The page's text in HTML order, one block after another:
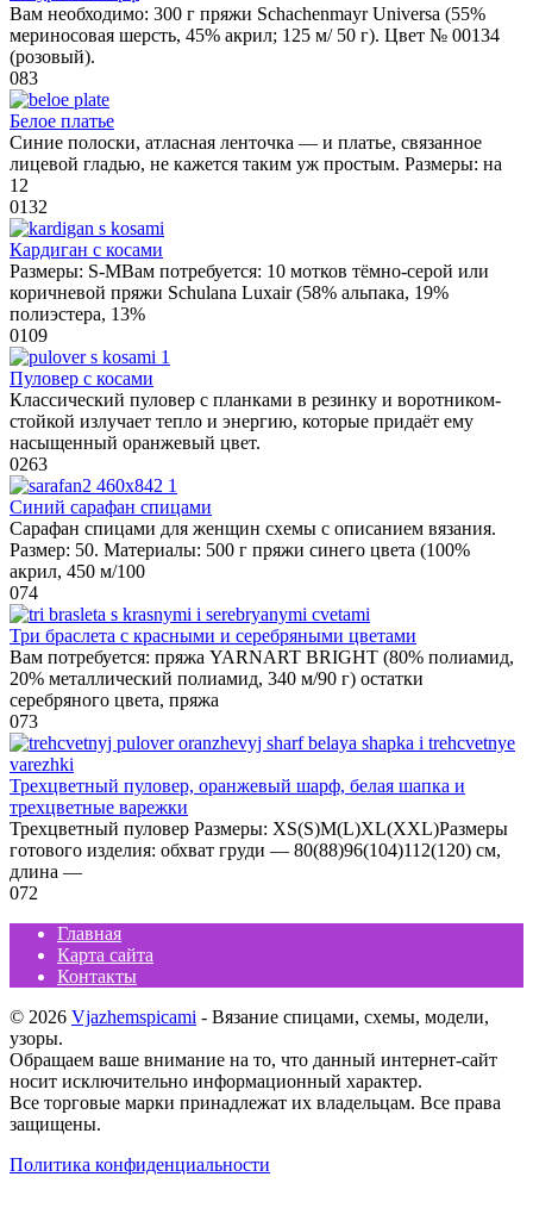
Вам необходимо: 300 г пряжи Schachenmayr Universa (55%
мериносовая шерсть, 45% акрил; 125 м/ 50 г). Цвет № 00134
(розовый).
083
Белое платье
Синие полоски, атласная ленточка — и платье, связанное
лицевой гладью, не кажется таким уж простым. Размеры: на
12
0132
Кардиган с косами
Размеры: S-MВам потребуется: 10 мотков тёмно-серой или
коричневой пряжи Schulana Luxair (58% альпака, 19%
полиэстера, 13%
0109
Пуловер с косами
Классический пуловер с планками в резинку и воротником-
стойкой излучает тепло и энергию, которые придаёт ему
насыщенный оранжевый цвет.
0263
Синий сарафан спицами
Сарафан спицами для женщин схемы с описанием вязания.
Размер: 50. Материалы: 500 г пряжи синего цвета (100%
акрил, 450 м/100
074
Три браслета с красными и серебряными цветами
Вам потребуется: пряжа YARNART BRIGHT (80% полиамид,
20% металлический полиамид, 340 м/90 г) остатки
серебряного цвета, пряжа
073
Трехцветный пуловер, оранжевый шарф, белая шапка и
трехцветные варежки
Трехцветный пуловер Размеры: XS(S)M(L)XL(XXL)Размеры
готового изделия: обхват груди — 80(88)96(104)112(120) см,
длина —
072
Главная
Карта сайта
Контакты
© 2026 Vjazhemspicami - Вязание спицами, схемы, модели,
узоры.
Обращаем ваше внимание на то, что данный интернет-сайт
носит исключительно информационный характер.
Все торговые марки принадлежат их владельцам. Все права
защищены.
Политика конфиденциальности